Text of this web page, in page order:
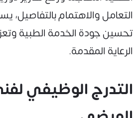
التعامل والاهتمام بالتفاصيل،
تحسين جودة الخدمة الطبية
الرعاية المقدمة.
التدرج الوظيفي